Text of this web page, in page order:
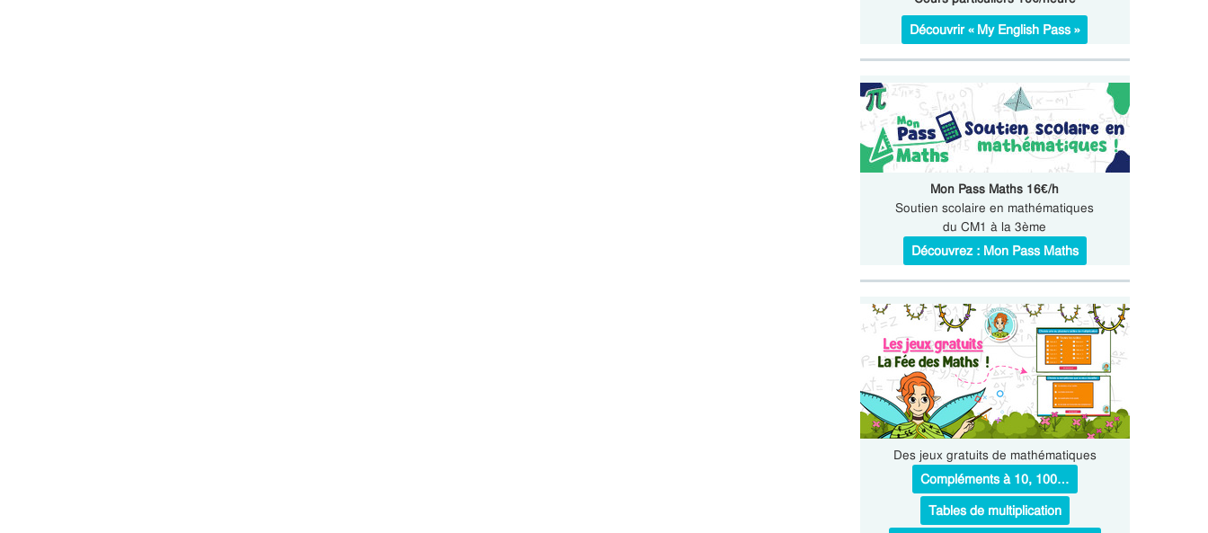
Découvrir « My English Pass »
Mon Pass Maths 16€/h
Soutien scolaire en mathématiques
du CM1 à la 3ème
Découvrez : Mon Pass Maths
Des jeux gratuits de mathématiques
Compléments à 10, 100…
Tables de multiplication